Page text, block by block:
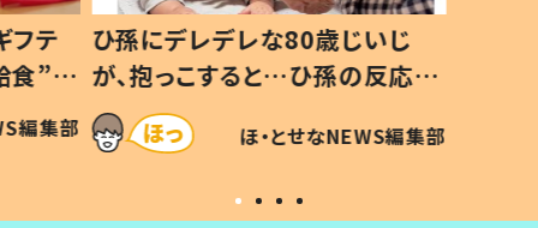
じ
応に
仕方な
編集部
生後8ヶ月で亡くなった息子 約
3年半後、当時の妻の日記に書い
てあった本音とは
ほ・とせなNEWS編集部